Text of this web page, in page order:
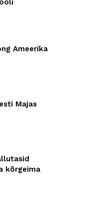
Ameerika
Majas
kõrgeima